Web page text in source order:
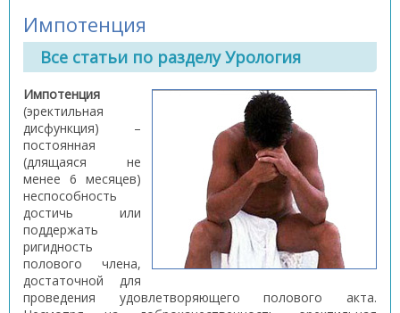
Импотенция
Все статьи по разделу Урология
Импотенция
(эректильная
дисфункция) –
постоянная
(длящаяся не
менее 6 месяцев)
неспособность
достичь или
поддержать
ригидность
полового члена,
достаточной для
проведения удовлетворяющего полового акта.